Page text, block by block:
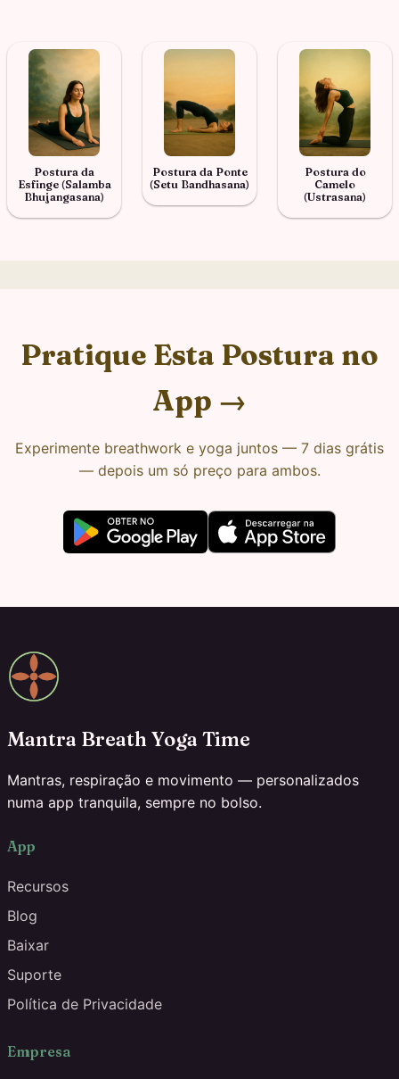
Postura da
Esfinge (Salamba
Bhujangasana)
Postura da Ponte
(Setu Bandhasana)
Postura do
Camelo
(Ustrasana)
Pratique Esta Postura no
App →
Experimente breathwork e yoga juntos — 7 dias grátis
— depois um só preço para ambos.
Mantra Breath Yoga Time
Mantras, respiração e movimento — personalizados
numa app tranquila, sempre no bolso.
App
Recursos
Blog
Baixar
Suporte
Política de Privacidade
Empresa